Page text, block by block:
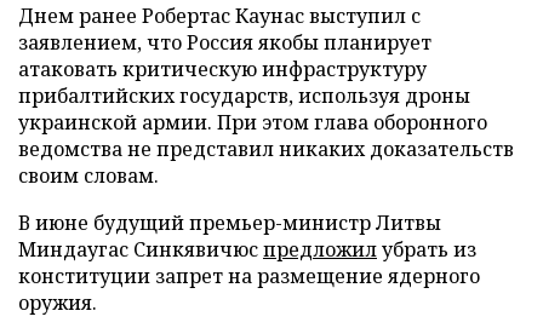
Днем ранее Робертас Каунас выступил с
заявлением, что Россия якобы планирует
атаковать критическую инфраструктуру
прибалтийских государств, используя дроны
украинской армии. При этом глава оборонного
ведомства не представил никаких доказательств
своим словам.
В июне будущий премьер-министр Литвы
Миндаугас Синкявичюспредложилубрать из
конституции запрет на размещение ядерного
оружия.